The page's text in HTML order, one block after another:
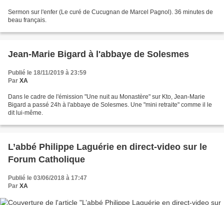
Sermon sur l'enfer (Le curé de Cucugnan de Marcel Pagnol). 36 minutes de
beau français.
Jean-Marie Bigard à l'abbaye de Solesmes
Publié le 18/11/2019 à 23:59
Par XA
Dans le cadre de l'émission "Une nuit au Monastère" sur Kto, Jean-Marie
Bigard a passé 24h à l'abbaye de Solesmes. Une "mini retraite" comme il le
dit lui-même.
L’abbé Philippe Laguérie en direct-video sur le
Forum Catholique
Publié le 03/06/2018 à 17:47
Par XA